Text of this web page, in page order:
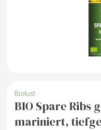
Biolust
BIO Spare Ribs
mariniert,